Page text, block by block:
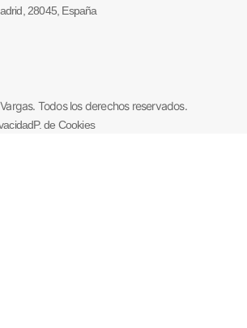
28045, España
Todos los derechos reservados.
P. de Cookies